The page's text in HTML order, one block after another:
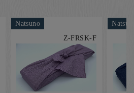
Natsuno
Z-FRSK-F